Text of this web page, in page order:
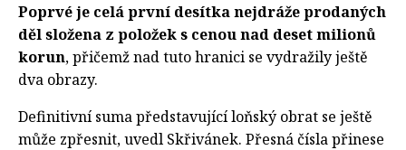
Poprvé je celá první desítka nejdráže prodaných
děl složena z položek s cenou nad deset milionů
korun, přičemž nad tuto hranici se vydražily ještě
dva obrazy.
Definitivní suma představující loňský obrat se ještě
může zpřesnit, uvedl Skřivánek. Přesná čísla přinese